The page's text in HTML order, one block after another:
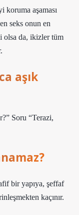
koruma aşaması
seks onun en
olsa da, ikizler tüm
aşık
Soru “Terazi,
bir yapıya, şeffaf
kaçınır.